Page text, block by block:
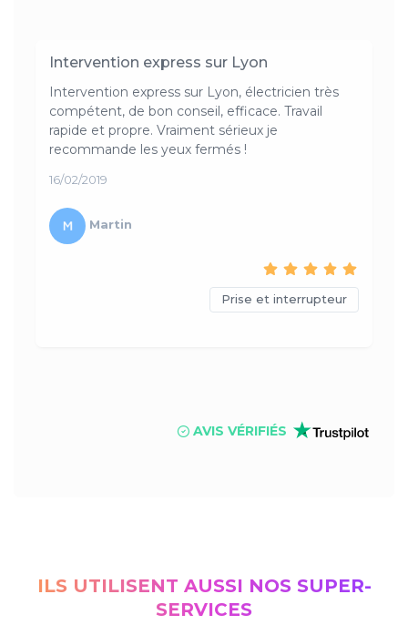
Intervention express sur Lyon
Intervention express sur Lyon, électricien très
compétent, de bon conseil, efficace. Travail
rapide et propre. Vraiment sérieux je
recommande les yeux fermés !
16/02/2019
Martin
Prise et interrupteur
AVIS VÉRIFIÉS
ILS UTILISENT AUSSI NOS SUPER-
SERVICES